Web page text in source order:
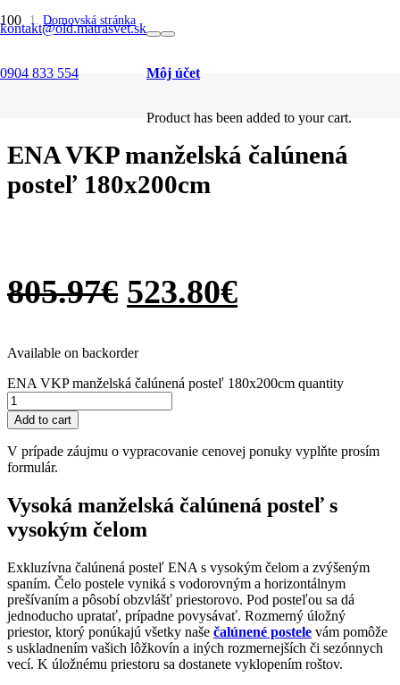
kontakt@old.matrasvet.sk
0904 833 554 Môj účet
Product has been added to your cart.
Domovská stránka
/
/
Čalúnené
ENA VKP manželská čalúnená posteľ 180x200cm
ENA VKP manželská čalúnená
posteľ 180x200cm
805.97€ 523.80€
Available on backorder
ENA VKP manželská čalúnená posteľ 180x200cm quantity
Add to cart
V prípade záujmu o vypracovanie cenovej ponuky vyplňte prosím
formulár.
Vysoká manželská čalúnená posteľ s
vysokým čelom
Exkluzívna čalúnená posteľ ENA s vysokým čelom a zvýšeným
spaním. Čelo postele vyniká s vodorovným a horizontálnym
prešívaním a pôsobí obzvlášť priestorovo. Pod posteľou sa dá
jednoducho upratať, prípadne povysávať. Rozmerný úložný
priestor, ktorý ponúkajú všetky naše čalúnené postele vám pomôže
s uskladnením vašich lôžkovín a iných rozmernejších či sezónnych
vecí. K úložnému priestoru sa dostanete vyklopením roštov.